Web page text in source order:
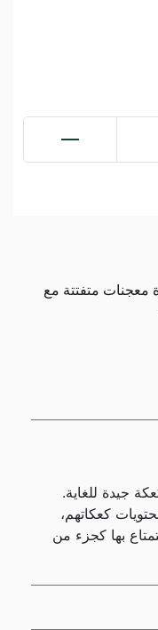
معجنات متفتتة مع
جيدة للغاية.
كعكاتهم،
بها كجزء من